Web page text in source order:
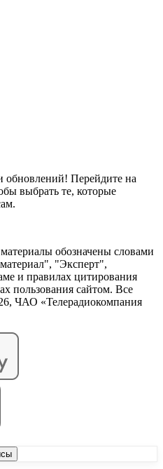
обновлений! Перейдите на
выбрать те, которые
обозначены словами
"Эксперт",
и правилах цитирования
пользования сайтом. Все
, ЧАО «Телерадиокомпания